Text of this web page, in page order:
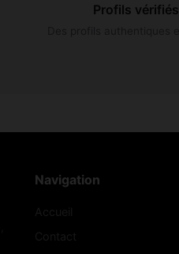
Profils vérifiés
Navigation